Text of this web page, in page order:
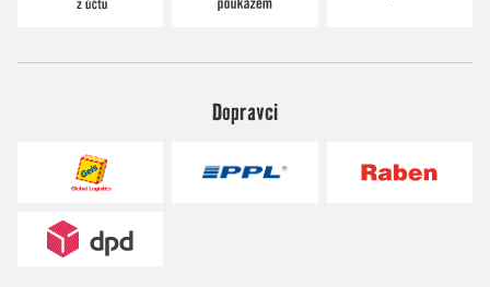
Dopravci